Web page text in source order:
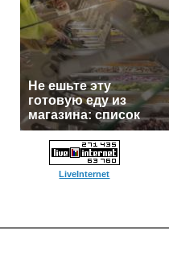
Не ешьте эту
готовую еду из
магазина: список
LiveInternet